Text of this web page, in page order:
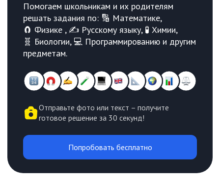
Помогаем школьникам и их родителям
решать задания по: 🔢 Математике,
🧲 Физике , ✍️ Русскому языку, 🧪 Химии,
🧬 Биологии, 💻 Программированию и другим
предметам.
Отправьте фото или текст – получите
готовое решение за 30 секунд!
Попробовать бесплатно